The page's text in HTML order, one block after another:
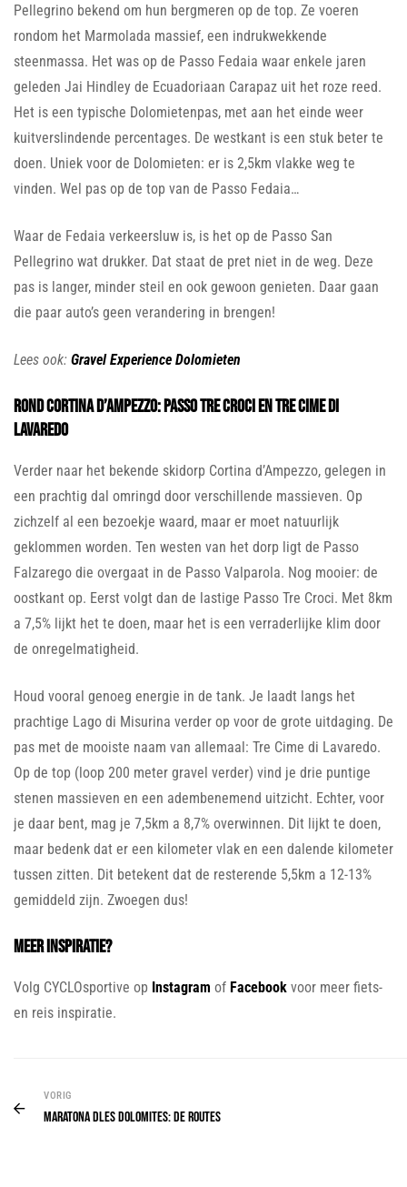
Pellegrino bekend om hun bergmeren op de top. Ze voeren
rondom het Marmolada massief, een indrukwekkende
steenmassa. Het was op de Passo Fedaia waar enkele jaren
geleden Jai Hindley de Ecuadoriaan Carapaz uit het roze reed.
Het is een typische Dolomietenpas, met aan het einde weer
kuitverslindende percentages. De westkant is een stuk beter te
doen. Uniek voor de Dolomieten: er is 2,5km vlakke weg te
vinden. Wel pas op de top van de Passo Fedaia…
Waar de Fedaia verkeersluw is, is het op de Passo San
Pellegrino wat drukker. Dat staat de pret niet in de weg. Deze
pas is langer, minder steil en ook gewoon genieten. Daar gaan
die paar auto’s geen verandering in brengen!
Lees ook: Gravel Experience Dolomieten
Rond Cortina d’Ampezzo: Passo Tre Croci en Tre Cime di
Lavaredo
Verder naar het bekende skidorp Cortina d’Ampezzo, gelegen in
een prachtig dal omringd door verschillende massieven. Op
zichzelf al een bezoekje waard, maar er moet natuurlijk
geklommen worden. Ten westen van het dorp ligt de Passo
Falzarego die overgaat in de Passo Valparola. Nog mooier: de
oostkant op. Eerst volgt dan de lastige Passo Tre Croci. Met 8km
a 7,5% lijkt het te doen, maar het is een verraderlijke klim door
de onregelmatigheid.
Houd vooral genoeg energie in de tank. Je laadt langs het
prachtige Lago di Misurina verder op voor de grote uitdaging. De
pas met de mooiste naam van allemaal: Tre Cime di Lavaredo.
Op de top (loop 200 meter gravel verder) vind je drie puntige
stenen massieven en een adembenemend uitzicht. Echter, voor
je daar bent, mag je 7,5km a 8,7% overwinnen. Dit lijkt te doen,
maar bedenk dat er een kilometer vlak en een dalende kilometer
tussen zitten. Dit betekent dat de resterende 5,5km a 12-13%
gemiddeld zijn. Zwoegen dus!
Meer inspiratie?
Volg CYCLOsportive op Instagram of Facebook voor meer fiets-
en reis inspiratie.
VORIG
Maratona dles Dolomites: de routes